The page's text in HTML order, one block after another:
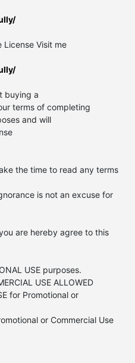
License Visit me
buying a
terms of completing
and will
the time to read any terms
is not an excuse for
are hereby agree to this
USE purposes.
USE ALLOWED
for Promotional or
or Commercial Use